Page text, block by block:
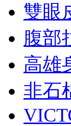
雙眼
腹部
高雄
非石